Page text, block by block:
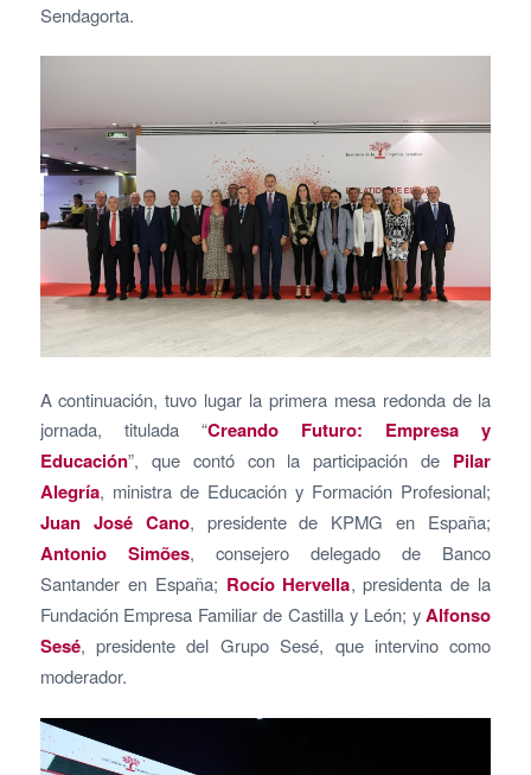
Sendagorta.
A continuación, tuvo lugar la primera mesa redonda de la
jornada, titulada “Creando Futuro: Empresa y
Educación”, que contó con la participación de Pilar
Alegría, ministra de Educación y Formación Profesional;
Juan José Cano, presidente de KPMG en España;
Antonio Simões, consejero delegado de Banco
Santander en España; Rocío Hervella, presidenta de la
Fundación Empresa Familiar de Castilla y León; yAlfonso
Sesé, presidente del Grupo Sesé, que intervino como
moderador.